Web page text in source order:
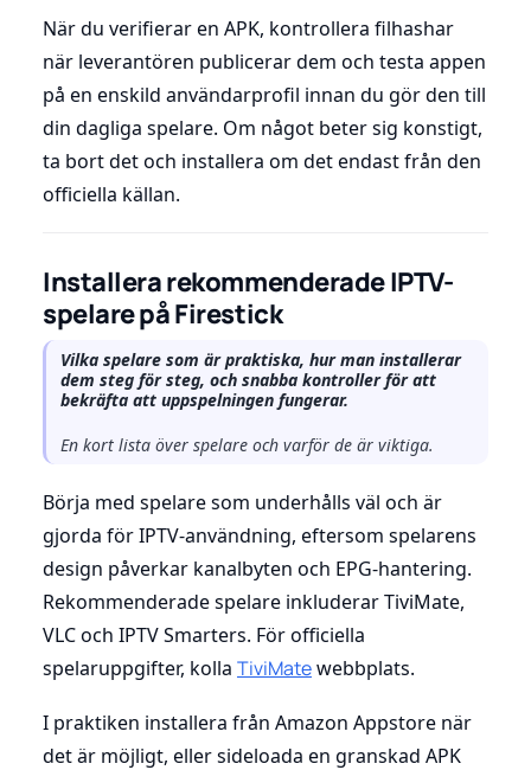
När du verifierar en APK, kontrollera filhashar
när leverantören publicerar dem och testa appen
på en enskild användarprofil innan du gör den till
din dagliga spelare. Om något beter sig konstigt,
ta bort det och installera om det endast från den
officiella källan.
Installera rekommenderade IPTV-
spelare på Firestick
Vilka spelare som är praktiska, hur man installerar
dem steg för steg, och snabba kontroller för att
bekräfta att uppspelningen fungerar.
En kort lista över spelare och varför de är viktiga.
Börja med spelare som underhålls väl och är
gjorda för IPTV-användning, eftersom spelarens
design påverkar kanalbyten och EPG-hantering.
Rekommenderade spelare inkluderar TiviMate,
VLC och IPTV Smarters. För officiella
spelaruppgifter, kolla TiviMatewebbplats.
I praktiken installera från Amazon Appstore när
det är möjligt, eller sideloada en granskad APK